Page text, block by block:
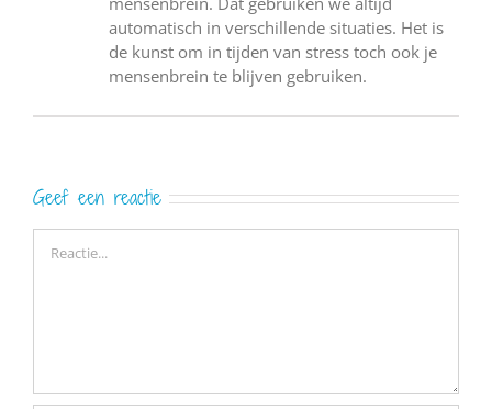
automatisch in verschillende situaties. Het is
de kunst om in tijden van stress toch ook je
mensenbrein te blijven gebruiken.
Geef een reactie